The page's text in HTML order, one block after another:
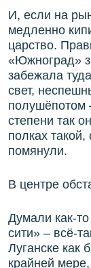
И, если на
медленно
царство.
«Южноград»
забежала
свет,
полушёпотом
степени так
полках
помянули.
В центре
Думали как-
сити» – всё-
Луганске как
крайней